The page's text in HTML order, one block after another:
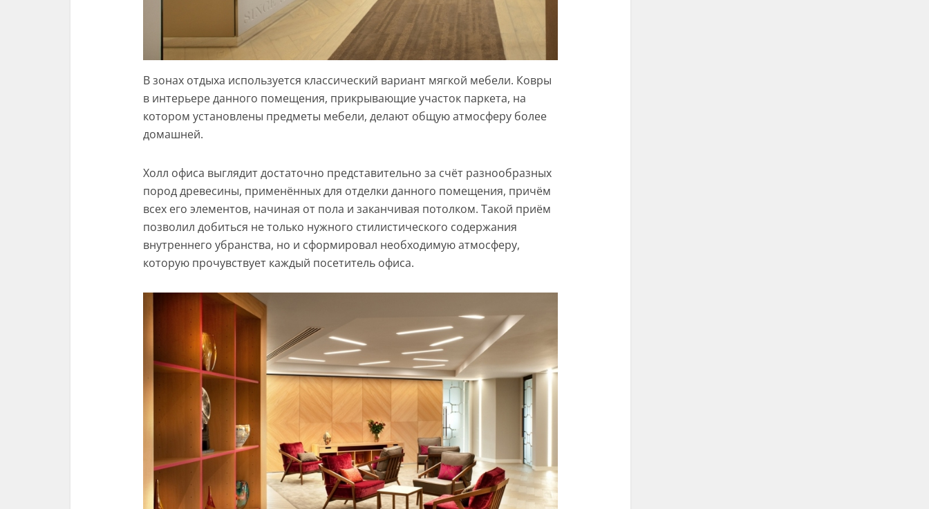
В зонах отдыха используется классический вариант мягкой мебели. Ковры
в интерьере данного помещения, прикрывающие участок паркета, на
котором установлены предметы мебели, делают общую атмосферу более
домашней.
Холл офиса выглядит достаточно представительно за счёт разнообразных
пород древесины, применённых для отделки данного помещения, причём
всех его элементов, начиная от пола и заканчивая потолком. Такой приём
позволил добиться не только нужного стилистического содержания
внутреннего убранства, но и сформировал необходимую атмосферу,
которую прочувствует каждый посетитель офиса.